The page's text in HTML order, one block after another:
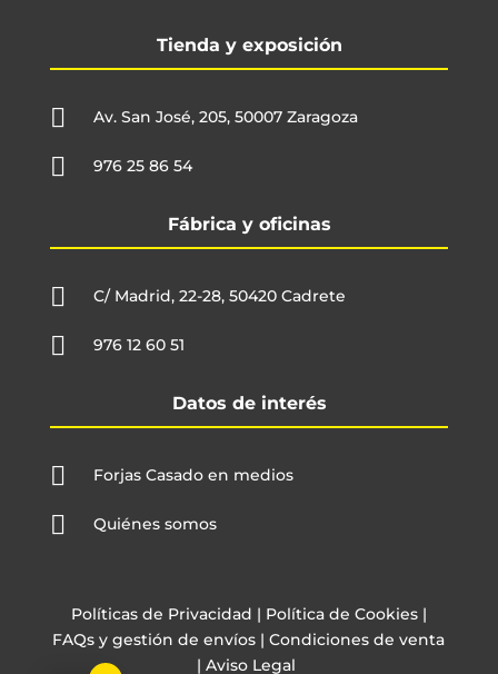
Tienda y exposición
 Av. San José, 205, 50007 Zaragoza
 976 25 86 54
Fábrica y oficinas
 C/ Madrid, 22-28, 50420 Cadrete
 976 12 60 51
Datos de interés
 Forjas Casado en medios
 Quiénes somos
Políticas de Privacidad | Política de Cookies|
FAQs y gestión de envíos |Condiciones de venta
| Aviso Legal